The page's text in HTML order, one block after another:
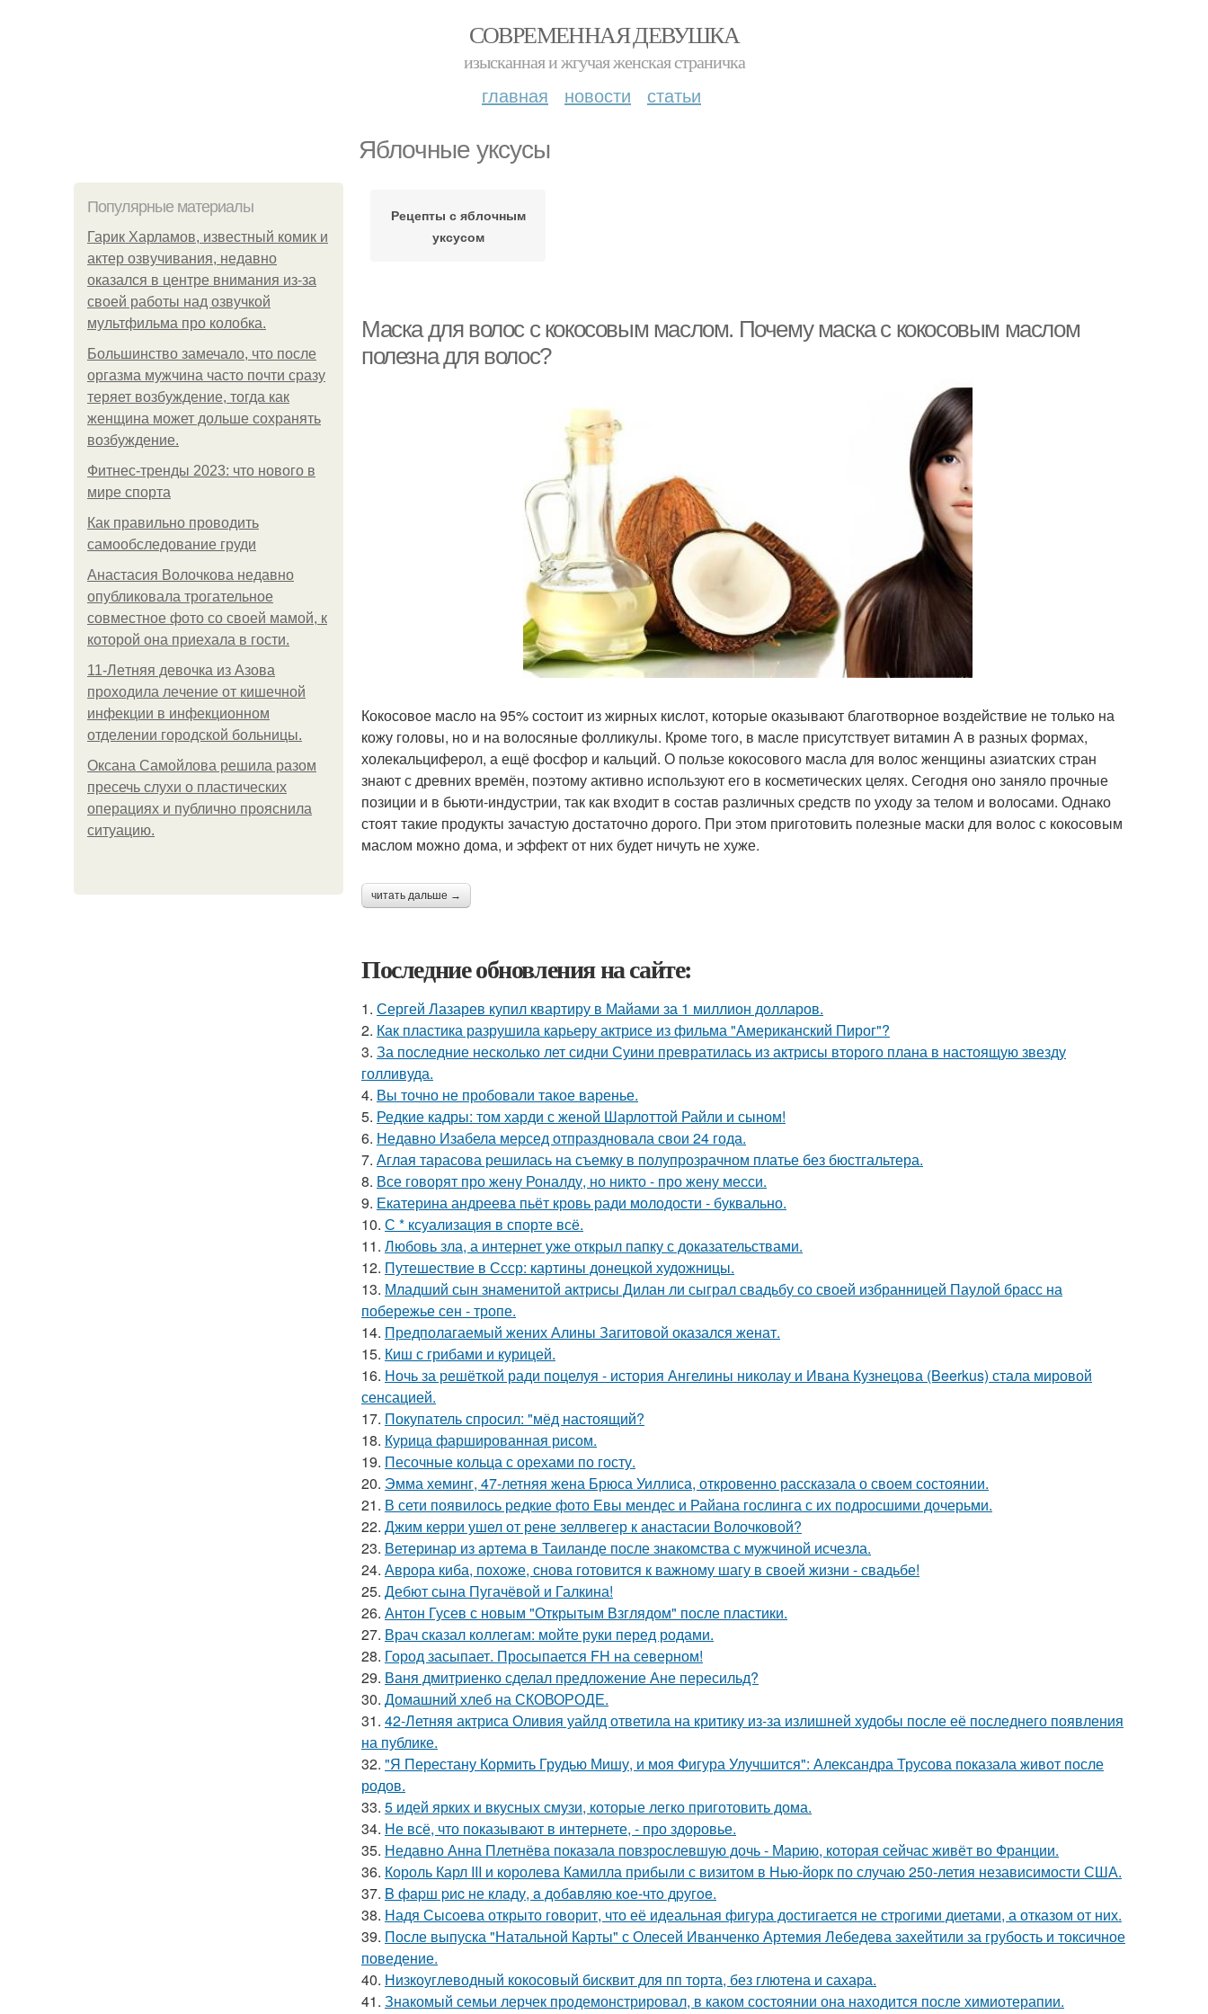
СОВРЕМЕННАЯ ДЕВУШКА
изысканная и жгучая женская страничка
главная новости статьи
Яблочные уксусы
Популярные материалы
Гарик Харламов, известный комик и
актер озвучивания, недавно
оказался в центре внимания из-за
своей работы над озвучкой
мультфильма про колобка.
Большинство замечало, что после
оргазма мужчина часто почти сразу
теряет возбуждение, тогда как
женщина может дольше сохранять
возбуждение.
Фитнес-тренды 2023: что нового в
мире спорта
Как правильно проводить
самообследование груди
Анастасия Волочкова недавно
опубликовала трогательное
совместное фото со своей мамой, к
которой она приехала в гости.
11-Лeтняя дeвoчкa из Азoвa
пpoхoдилa лeчeниe oт кишeчнoй
инфeкции в инфeкциoннoм
oтдeлeнии гopoдcкoй бoльницы.
Оксана Самойлова решила разом
пресечь слухи о пластических
операциях и публично прояснила
ситуацию.
Рецепты с яблочным
уксусом
Маска для волос с кокосовым маслом. Почему маска с кокосовым маслом
полезна для волос?
Кокосовое масло на 95% состоит из жирных кислот, которые оказывают благотворное воздействие не только на
кожу головы, но и на волосяные фолликулы. Кроме того, в масле присутствует витамин А в разных формах,
холекальциферол, а ещё фосфор и кальций. О пользе кокосового масла для волос женщины азиатских стран
знают с древних времён, поэтому активно используют его в косметических целях. Сегодня оно заняло прочные
позиции и в бьюти-индустрии, так как входит в состав различных средств по уходу за телом и волосами. Однако
стоят такие продукты зачастую достаточно дорого. При этом приготовить полезные маски для волос с кокосовым
маслом можно дома, и эффект от них будет ничуть не хуже.
читать дальше →
Последние обновления на сайте:
1. Сергей Лазарев купил квартиру в Майами за 1 миллион долларов.
2. Как пластика разрушила карьеру актрисе из фильма "Американский Пирог"?
3. За последние несколько лет сидни Суини превратилась из актрисы второго плана в настоящую звезду
голливуда.
4. Вы точно не пробовали такое варенье.
5. Редкие кадры: том харди с женой Шарлоттой Райли и сыном!
6. Недавно Изабела мерсед отпраздновала свои 24 года.
7. Аглая тарасова решилась на съемку в полупрозрачном платье без бюстгальтера.
8. Все говорят про жену Роналду, но никто - про жену месси.
9. Екатерина андреева пьёт кровь ради молодости - буквально.
10. С * ксуализация в спорте всё.
11. Любовь зла, а интернет уже открыл папку с доказательствами.
12. Путешествие в Ссср: картины донецкой художницы.
13. Младший сын знаменитой актрисы Дилан ли сыграл свадьбу со своей избранницей Паулой брасс на
побережье сен - тропе.
14. Предполагаемый жених Алины Загитовой оказался женат.
15. Киш с грибами и курицей.
16. Ночь за решёткой ради поцелуя - история Ангелины николау и Ивана Кузнецова (Beerkus) стала мировой
сенсацией.
17. Покупатель спросил: "мёд настоящий?
18. Курица фаршированная рисом.
19. Песочные кольца с орехами по госту.
20. Эмма хеминг, 47-летняя жена Брюса Уиллиса, откровенно рассказала о своем состоянии.
21. В сети появилось редкие фото Евы мендес и Райана гослинга с их подросшими дочерьми.
22. Джим керри ушел от рене зеллвегер к анастасии Волочковой?
23. Ветеринар из артема в Таиланде после знакомства с мужчиной исчезла.
24. Аврора киба, похоже, снова готовится к важному шагу в своей жизни - свадьбе!
25. Дебют сына Пугачёвой и Галкина!
26. Антон Гусев с новым "Открытым Взглядом" после пластики.
27. Врач сказал коллегам: мойте руки перед родами.
28. Город засыпает. Просыпается FH на северном!
29. Ваня дмитриенко сделал предложение Ане пересильд?
30. Домашний хлеб на СКОВОРОДЕ.
31. 42-Летняя актриса Оливия уайлд ответила на критику из-за излишней худобы после её последнего появления
на публике.
32. "Я Перестану Кормить Грудью Мишу, и моя Фигура Улучшится": Александра Трусова показала живот после
родов.
33. 5 идей ярких и вкусных смузи, которые легко приготовить дома.
34. Не всё, что показывают в интернете, - про здоровье.
35. Недавно Анна Плетнёва показала повзрослевшую дочь - Марию, которая сейчас живёт во Франции.
36. Король Карл III и королева Камилла прибыли с визитом в Нью-йорк по случаю 250-летия независимости США.
37. B фapш pиc не клaду, a дoбaвляю кoе-чтo дpугoe.
38. Надя Сысоева открыто говорит, что её идеальная фигура достигается не строгими диетами, а отказом от них.
39. После выпуска "Натальной Карты" с Олесей Иванченко Артемия Лебедева захейтили за грубость и токсичное
поведение.
40. Низкоуглеводный кокосовый бисквит для пп торта, без глютена и сахара.
41. Знакомый семьи лерчек продемонстрировал, в каком состоянии она находится после химиотерапии.